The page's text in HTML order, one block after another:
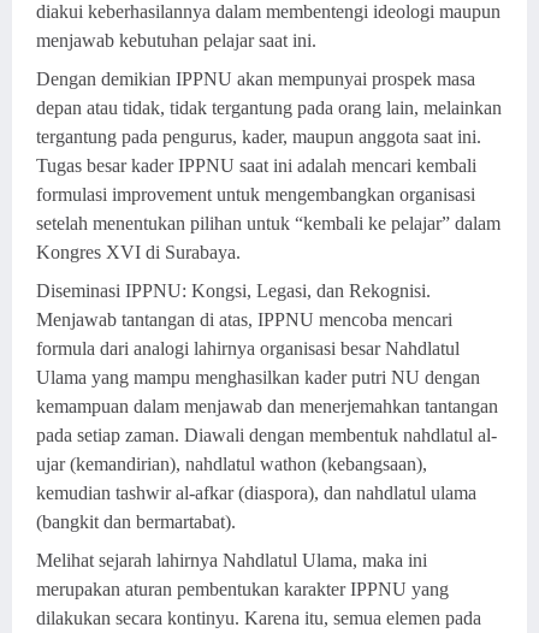
diakui keberhasilannya dalam membentengi ideologi maupun
menjawab kebutuhan pelajar saat ini.
Dengan demikian IPPNU akan mempunyai prospek masa
depan atau tidak, tidak tergantung pada orang lain, melainkan
tergantung pada pengurus, kader, maupun anggota saat ini.
Tugas besar kader IPPNU saat ini adalah mencari kembali
formulasi improvement untuk mengembangkan organisasi
setelah menentukan pilihan untuk “kembali ke pelajar” dalam
Kongres XVI di Surabaya.
Diseminasi IPPNU: Kongsi, Legasi, dan Rekognisi.
Menjawab tantangan di atas, IPPNU mencoba mencari
formula dari analogi lahirnya organisasi besar Nahdlatul
Ulama yang mampu menghasilkan kader putri NU dengan
kemampuan dalam menjawab dan menerjemahkan tantangan
pada setiap zaman. Diawali dengan membentuk nahdlatul al-
ujar (kemandirian), nahdlatul wathon (kebangsaan),
kemudian tashwir al-afkar (diaspora), dan nahdlatul ulama
(bangkit dan bermartabat).
Melihat sejarah lahirnya Nahdlatul Ulama, maka ini
merupakan aturan pembentukan karakter IPPNU yang
dilakukan secara kontinyu. Karena itu, semua elemen pada